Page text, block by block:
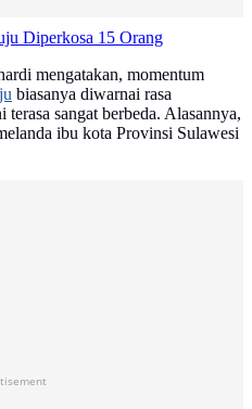
Diperkosa 15 Orang
mengatakan, momentum
biasanya diwarnai rasa
sangat berbeda. Alasannya,
ibu kota Provinsi Sulawesi